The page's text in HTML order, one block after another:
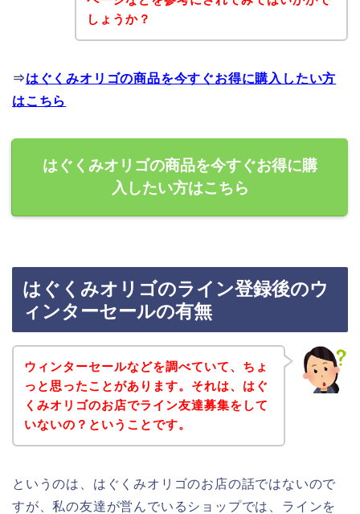
しょうか？
⇒はぐくみオリゴの商品を今すぐお得に購入したい方
はこちら
はぐくみオリゴの商品を今すぐお得に購
入したい方はこちら
はぐくみオリゴのライン登録後のウ
ィンターセールの有無
ウィンターセールなどを調べていて、ちょ
っと思ったことがあります。それは、はぐ
くみオリゴのお店でライン友達募集をして
いないの？ということです。
というのは、はぐくみオリゴのお店の話ではないので
すが、私の友達が営んでいるショップでは、ラインを